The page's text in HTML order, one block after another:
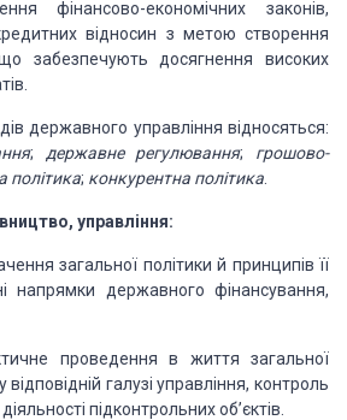
фінансово-економічних законів,
відносин з метою створення
забезпечують досягнення високих
державного управління відносяться:
; державне регулювання; грошово-
політика; конкурентна політика
управління:
загальної політики й принципів її
напрямки державного фінансування,
проведення в життя загальної
відповідній галузі управління, контроль
підконтрольних об’єктів.